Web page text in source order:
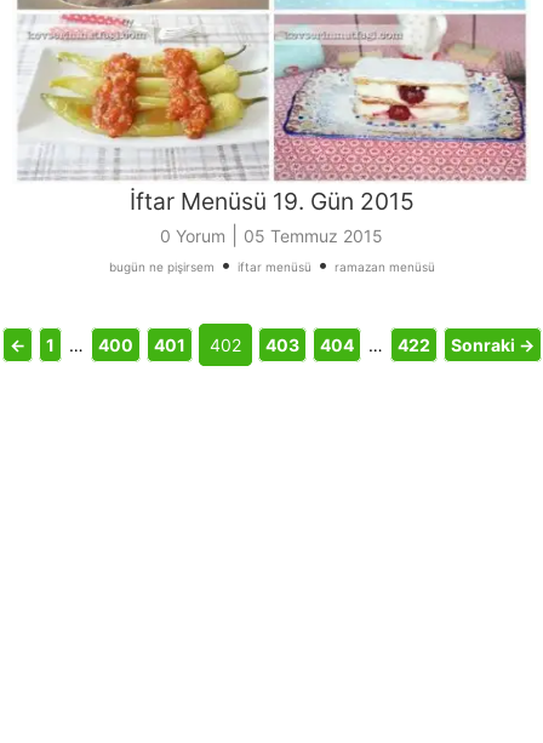
İftar Menüsü 19. Gün 2015
0 Yorum 05 Temmuz 2015
bugün ne pişirsem • iftar menüsü • ramazan menüsü
← 1 … 400 401 402 403 404 … 422 Sonraki →